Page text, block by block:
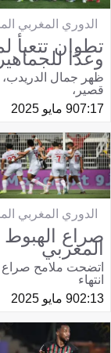
الدوري المغربي
تطوان تتعبأ
وعدًا
ظهر جمال
قصير،
07:179 مايو 2025
الدوري المغربي
صراع
المغربي
اتضحت ملامح صراع
انتهاء
02:139 مايو 2025